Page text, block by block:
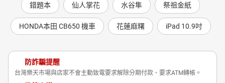
錯題本 仙人掌花 水谷隼 祭祖金紙
HONDA本田 CB650 機車 花蓮麻糬 iPad 10.9吋
防詐騙提醒
台灣樂天市場與店家不會主動致電要求解除分期付款、要求ATM轉帳。